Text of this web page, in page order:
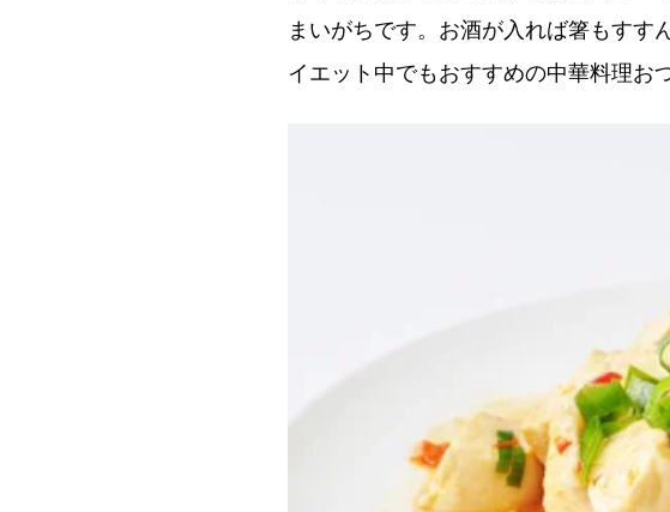
まいがちです。お酒が入れば箸もすす
イエット中でもおすすめの中華料理お